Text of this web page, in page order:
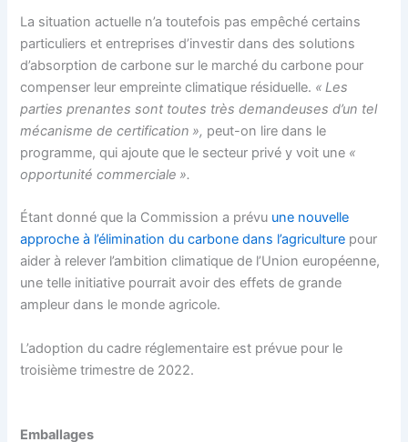
La situation actuelle n’a toutefois pas empêché certains
particuliers et entreprises d’investir dans des solutions
d’absorption de carbone sur le marché du carbone pour
compenser leur empreinte climatique résiduelle. « Les
parties prenantes sont toutes très demandeuses d’un tel
mécanisme de certification », peut-on lire dans le
programme, qui ajoute que le secteur privé y voit une «
opportunité commerciale ».
Étant donné que la Commission a prévu une nouvelle
approche à l’élimination du carbone dans l’agriculture pour
aider à relever l’ambition climatique de l’Union européenne,
une telle initiative pourrait avoir des effets de grande
ampleur dans le monde agricole.
L’adoption du cadre réglementaire est prévue pour le
troisième trimestre de 2022.
Emballages